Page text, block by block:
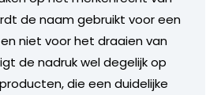
de naam gebruikt voor een
niet voor het draaien van
de nadruk wel degelijk op
die een duidelijke